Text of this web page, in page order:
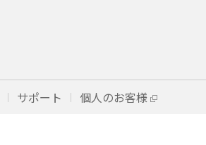
サポート 個人のお客様